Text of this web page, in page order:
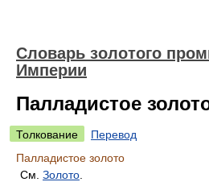
Словарь золотого
Империи
Палладистое
Толкование
Перевод
Палладистое золото
См. Золото